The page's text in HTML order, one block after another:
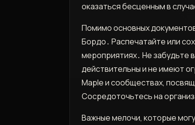
оказаться бесценным в
Помимо основных
Бордо․ Распечатайте или
мероприятиях․ Не забудьте
действительны и не имеют
Maple и сообществах,
Сосредоточьтесь на
Важные мелочи, которые